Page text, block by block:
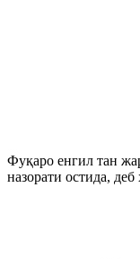
Фуқаро енгил тан
назорати остида,